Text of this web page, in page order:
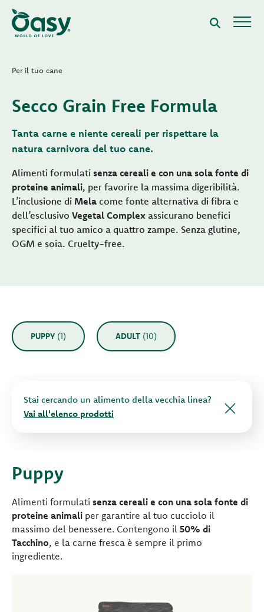
Per il tuo cane
Secco Grain Free Formula
Tanta carne e niente cereali per rispettare la
natura carnivora del tuo cane.
Alimenti formulati senza cereali e con una sola fonte di
proteine animali, per favorire la massima digeribilità.
L’inclusione di Mela come fonte alternativa di fibra e
dell’esclusivo Vegetal Complex assicurano benefici
specifici al tuo amico a quattro zampe. Senza glutine,
OGM e soia. Cruelty-free.
PUPPY (1) ADULT (10)
Stai cercando un alimento della vecchia linea?
Vai all'elenco prodotti
Puppy
Alimenti formulati senza cereali e con una sola fonte di
proteine animali per garantire al tuo cucciolo il
massimo del benessere. Contengono il 50% di
Tacchino, e la carne fresca è sempre il primo
ingrediente.